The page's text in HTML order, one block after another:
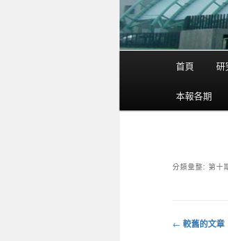
選
首頁 研
本報各期
分類彙整: 第十
← 較舊的文章